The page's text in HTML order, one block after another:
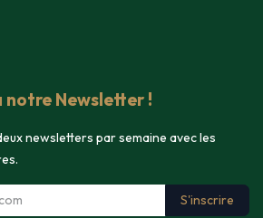
notre Newsletter !
newsletters par semaine avec les
S'inscrire